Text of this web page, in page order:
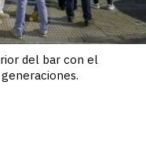
del bar con el